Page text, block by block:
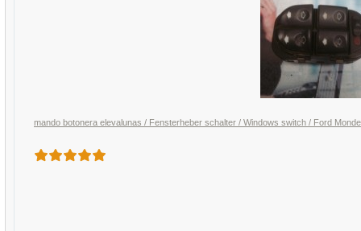
mando botonera elevalunas / Fensterheber schalter / Windows switch / Ford